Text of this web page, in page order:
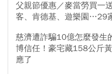
父親節優惠／麥當勞買一
客、肯德基、遊樂園…29
慈濟遭詐騙10億怎麼發生
博信任！豪宅藏158公斤
應了